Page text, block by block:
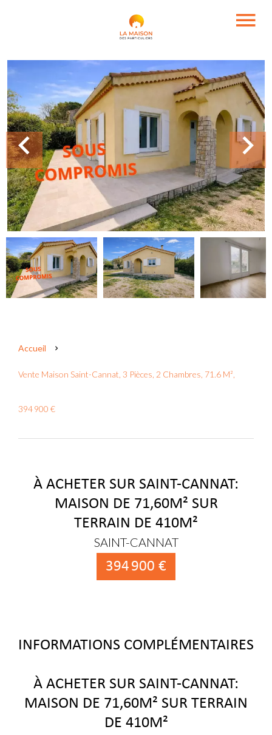
Accueil
Vente Maison Saint-Cannat, 3 Pièces, 2 Chambres, 71.6 M²,
394 900 €
À ACHETER SUR SAINT-CANNAT:
MAISON DE 71,60M² SUR
TERRAIN DE 410M²
SAINT-CANNAT
394 900 €
INFORMATIONS COMPLÉMENTAIRES
À ACHETER SUR SAINT-CANNAT:
MAISON DE 71,60M² SUR TERRAIN
DE 410M²